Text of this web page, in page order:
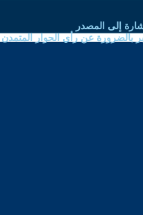
إلى المصدر
بالضرورة عن رأي الحوار المتمدن